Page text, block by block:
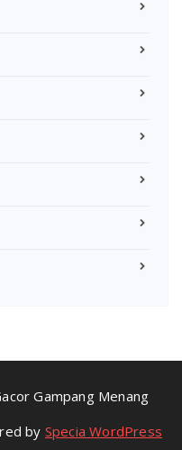
Gampang Menang
by Specia WordPress